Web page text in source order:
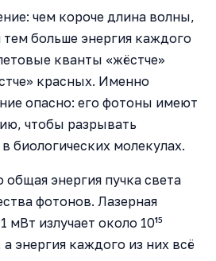
чем короче длина волны,
больше энергия каждого
кванты «жёстче»
красных. Именно
опасно: его фотоны имеют
чтобы разрывать
биологических молекулах.
энергия пучка света
фотонов. Лазерная
излучает около 10¹⁵
энергия каждого из них всё